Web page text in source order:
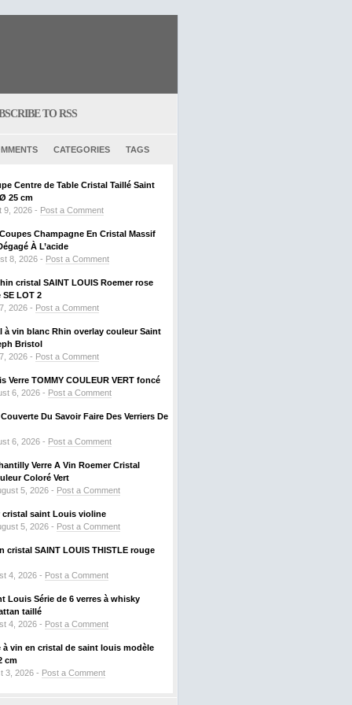
TO RSS
CATEGORIES TAGS
Centre de Table Cristal Taillé Saint
25 cm
9, 2026 - Post a Comment
Champagne En Cristal Massif
À L’acide
8, 2026 - Post a Comment
cristal SAINT LOUIS Roemer rose
LOT 2
2026 - Post a Comment
à vin blanc Rhin overlay couleur Saint
Bristol
2026 - Post a Comment
Verre TOMMY COULEUR VERT foncé
6, 2026 - Post a Comment
Du Savoir Faire Des Verriers De
6, 2026 - Post a Comment
Verre A Vin Roemer Cristal
Coloré Vert
5, 2026 - Post a Comment
cristal saint Louis violine
5, 2026 - Post a Comment
cristal SAINT LOUIS THISTLE rouge
4, 2026 - Post a Comment
Louis Série de 6 verres à whisky
taillé
4, 2026 - Post a Comment
à vin en cristal de saint louis modèle
cm
3, 2026 - Post a Comment